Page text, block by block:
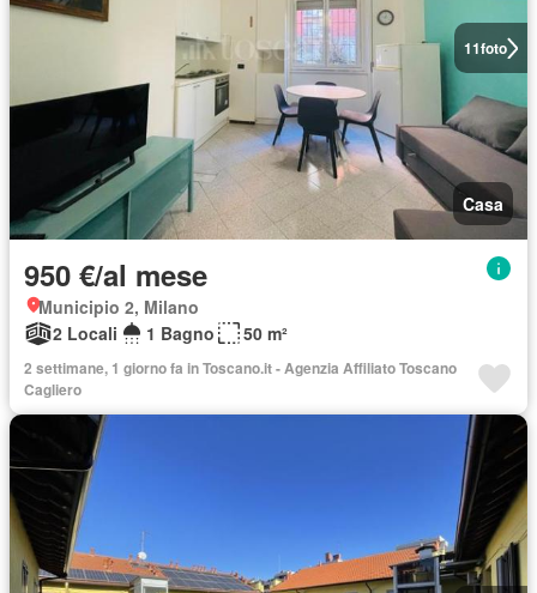
11foto
Casa
950 €/al mese
Municipio 2, Milano
2 Locali
1 Bagno 50 m²
2 settimane, 1 giorno fa in Toscano.it - Agenzia Affiliato Toscano
Cagliero